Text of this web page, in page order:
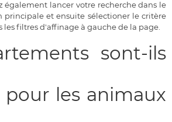
également lancer votre recherche dans le
principale et ensuite sélectioner le critère
les filtres d'affinage à gauche de la page.
sont-ils
pour les animaux